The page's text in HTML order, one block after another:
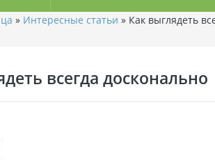
» Интересные статьи » Как выглядеть
всегда досконально